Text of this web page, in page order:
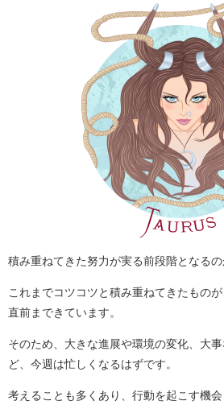
積み重ねてきた努力が実る前段階となるの
これまでコツコツと積み重ねてきたもの
直前まできています。
そのため、大きな進展や環境の変化、大
ど、今週は忙しくなるはずです。
考えることも多くあり、行動を起こす機